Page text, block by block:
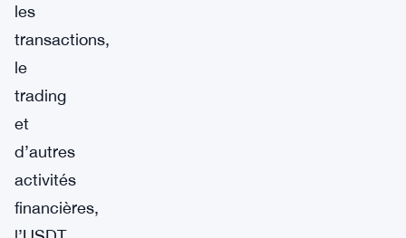
les
transactions,
le
trading
et
d’autres
activités
financières,